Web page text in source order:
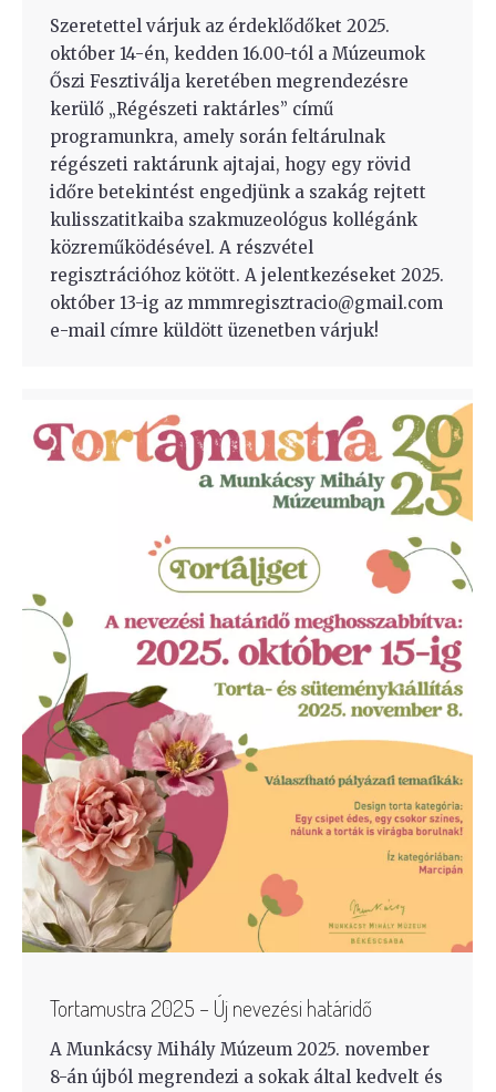
Szeretettel várjuk az érdeklődőket 2025.
október 14-én, kedden 16.00-tól a Múzeumok
Őszi Fesztiválja keretében megrendezésre
kerülő „Régészeti raktárles” című
programunkra, amely során feltárulnak
régészeti raktárunk ajtajai, hogy egy rövid
időre betekintést engedjünk a szakág rejtett
kulisszatitkaiba szakmuzeológus kollégánk
közreműködésével. A részvétel
regisztrációhoz kötött. A jelentkezéseket 2025.
október 13-ig az mmmregisztracio@gmail.com
e-mail címre küldött üzenetben várjuk!
Tortamustra 2025 – Új nevezési határidő
A Munkácsy Mihály Múzeum 2025. november
8-án újból megrendezi a sokak által kedvelt és